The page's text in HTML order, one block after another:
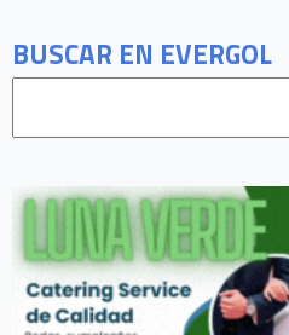
BUSCAR EN EVERGOL